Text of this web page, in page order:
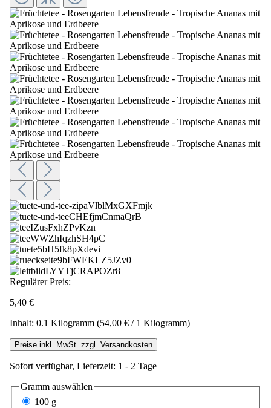
Regulärer Preis:
5,40 €
Inhalt: 0.1 Kilogramm (54,00 € / 1 Kilogramm)
Preise inkl. MwSt. zzgl. Versandkosten
Sofort verfügbar, Lieferzeit: 1 - 2 Tage
Gramm auswählen
100 g